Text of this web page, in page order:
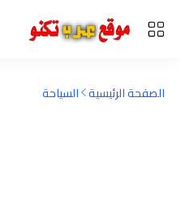
الصفحة الرئيسية السياحة